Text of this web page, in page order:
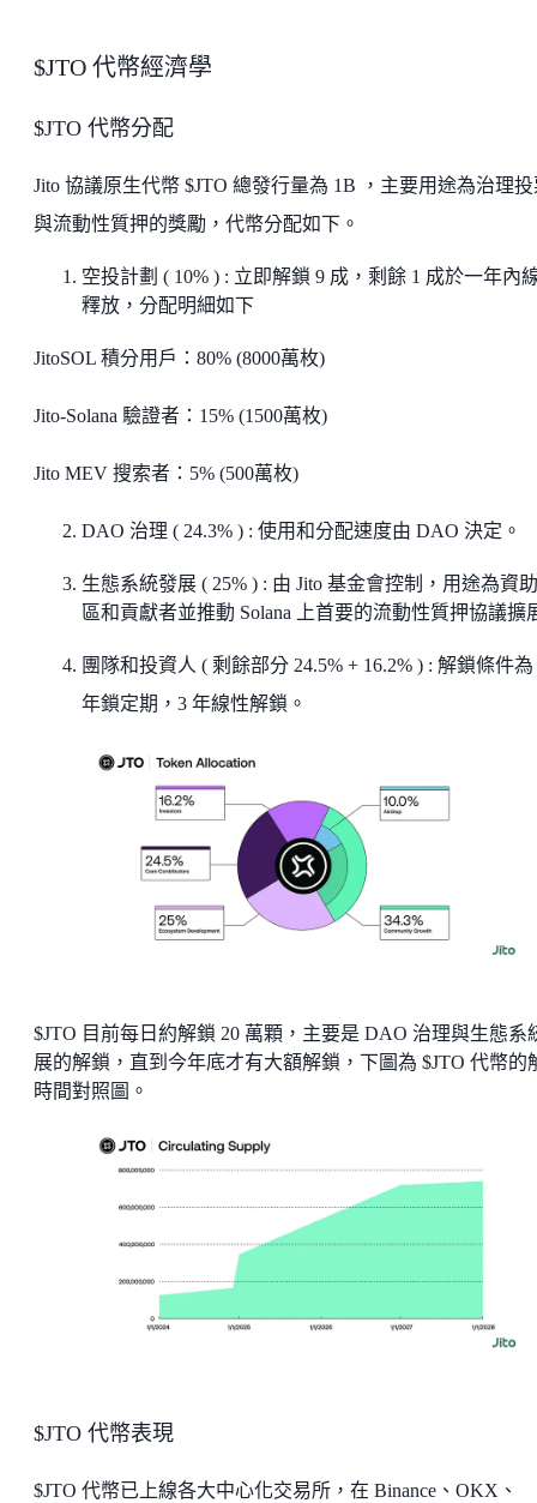
$JTO 代幣經濟學
$JTO 代幣分配
Jito 協議原生代幣 $JTO 總發行量為 1B ，主要用途為治理
與流動性質押的獎勵，代幣分配如下。
空投計劃 ( 10% ) : 立即解鎖 9 成，剩餘 1 成於一年內
釋放，分配明細如下
JitoSOL 積分用戶：80% (8000萬枚)
Jito-Solana 驗證者：15% (1500萬枚)
Jito MEV 搜索者：5% (500萬枚)
DAO 治理 ( 24.3% ) : 使用和分配速度由 DAO 決定。
生態系統發展 ( 25% ) : 由 Jito 基金會控制，用途為資
區和貢獻者並推動 Solana 上首要的流動性質押協議擴
團隊和投資人 ( 剩餘部分 24.5% + 16.2% ) : 解鎖條件為
年鎖定期，3 年線性解鎖。
$JTO 目前每日約解鎖 20 萬顆，主要是 DAO 治理與生態系
展的解鎖，直到今年底才有大額解鎖，下圖為 $JTO 代幣的
時間對照圖。
$JTO 代幣表現
$JTO 代幣已上線各大中心化交易所，在 Binance、OKX、